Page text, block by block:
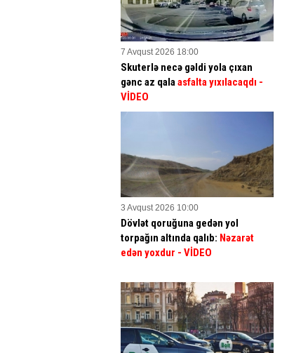
7 Avqust 2026 18:00
Skuterlə necə gəldi yola çıxan
gənc az qalaasfalta yıxılacaqdı -
VİDEO
3 Avqust 2026 10:00
Dövlət qoruğuna gedən yol
torpağın altında qalıb: Nəzarət
edən yoxdur - VİDEO